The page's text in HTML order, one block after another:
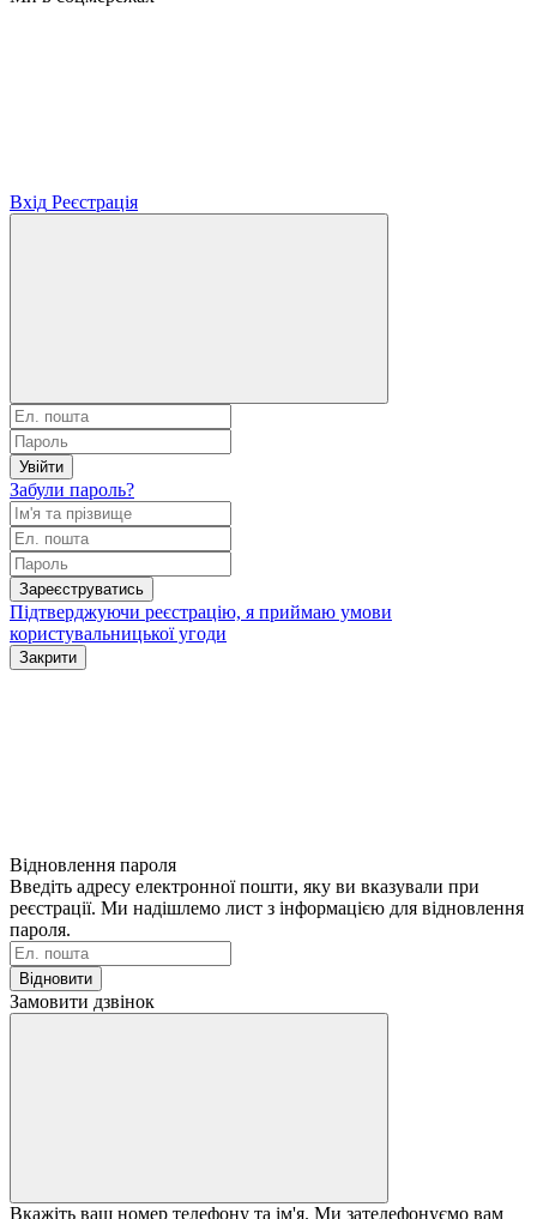
Вхід Реєстрація
Увійти
Забули пароль?
Зареєструватись
Підтверджуючи реєстрацію, я приймаю умови
користувальницької угоди
Закрити
Відновлення пароля
Введіть адресу електронної пошти, яку ви вказували при
реєстрації. Ми надішлемо лист з інформацією для відновлення
пароля.
Відновити
Замовити дзвінок
Вкажіть ваш номер телефону та ім'я. Ми зателефонуємо вам